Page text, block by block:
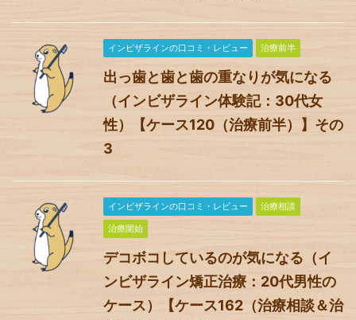
インビザラインの口コミ・レビュー 治療前半
出っ歯と歯と歯の重なりが気になる
（インビザライン体験記：30代女
性）【ケース120（治療前半）】その
3
インビザラインの口コミ・レビュー
治療相談
治療開始
デコボコしているのが気になる（イ
ンビザライン矯正治療：20代男性の
ケース）【ケース162（治療相談＆治